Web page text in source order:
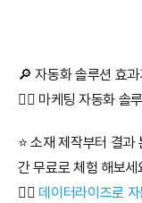
🔎 자동화 솔루션 효
👉🏻 마케팅 자동화
⭐️ 소재 제작부터 결
간 무료로 체험 해보세
👉🏻 데이터라이즈로